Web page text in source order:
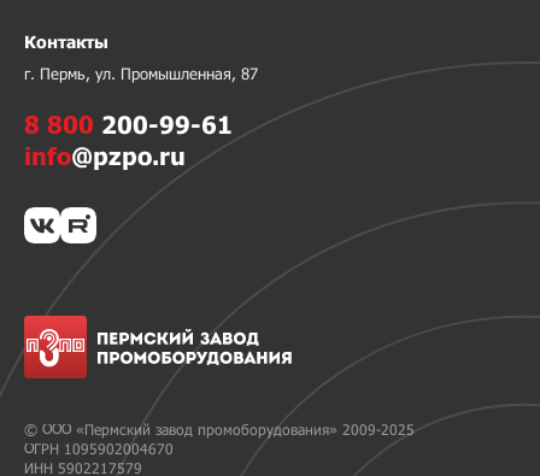
© ООО «Пермский завод промоборудования» 2009-2025
ОГРН 1095902004670
ИНН 5902217579
Контакты
г. Пермь, ул. Промышленная, 87
8 800 200-99-61
info@pzpo.ru